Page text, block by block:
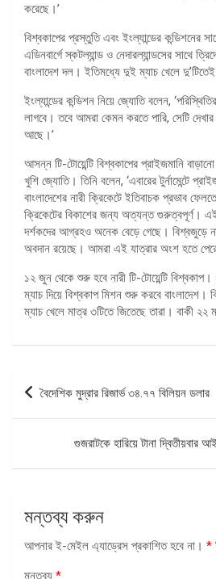
করেছে।’
বিশ্বকাপের প্রস্তুতি এবং ইংল্যান্ডের কন্ডিশনের
এডিনবার্গে স্কটল্যান্ড ও নেদারল্যান্ডসের সাথে
বাংলাদেশ দল। ইতিমধ্যে দুই ম্যাচ খেলে দু’টিতেই
ইংল্যান্ডের কন্ডিশন নিয়ে জ্যোতি বলেন,
লাগবে। তবে আমরা কেমন করতে পারি, সেটি
আছে।’
আসন্ন টি-টোয়েন্টি বিশ্বকাপের প্রাইজমানি
খুশি জ্যোতি। তিনি বলেন, ‘এবারের টুর্নামেন্টে
বাংলাদেশের নারী ক্রিকেটে ইতিবাচক প্রভাব
ক্রিকেটের বিকাশের জন্য অত্যন্ত গুরুত্বপূর্ণ।
দর্শকদের আগ্রহও অনেক বেড়ে গেছে। বিশ্বজুড়ে
অবদান রয়েছে। আমরা এই যাত্রার অংশ হতে
১২ জুন থেকে শুরু হবে নারী টি-টোয়েন্টি বিশ্বকাপ।
ম্যাচ দিয়ে বিশ্বকাপ মিশন শুরু করবে
ম্যাচ খেলে মাত্র ৩টিতে জিতেছে তারা। বাকী ২২
পোস্ট
ন্যাভিগেশন
বৈদেশিক মুদ্রার রিজার্ভ ৩৪.৭৭ বিলিয়ন ডলার
গুজরাটকে হারিয়ে টানা দ্বিতীয়বার
মন্তব্য করুন
আপনার ই-মেইল এ্যাড্রেস প্রকাশিত হবে না। *
মন্তব্য *